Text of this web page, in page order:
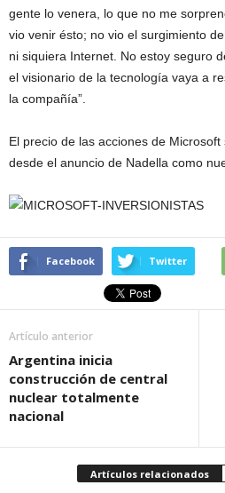
gente lo venera, lo que no me
vio venir ésto; no vio el surgimiento
ni siquiera Internet. No estoy seguro
el visionario de la tecnología vaya a
la compañía”.
El precio de las acciones de
desde el anuncio de Nadella como
Facebook Twitter
Artículo anterior
Argentina inicia
construcción de central
nuclear totalmente
nacional
Artículos relacionados